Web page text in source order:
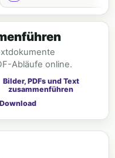
Abläufe online.
Bilder, PDFs und Text
zusammenführen